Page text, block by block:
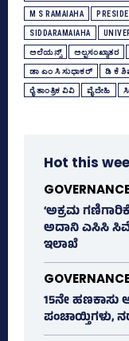
M S RAMAIAHA
SIDDARAMAIAHA
ಅಲೆಯನ್ಸ್‌ ಅಲ್ಪಸಂಖ್ಯಾತರ
ಡಾ ಎಂ ಸಿ ಸುಧಾಕರ್‌ ಡಿ ಕೆ
ರೈ ತಾಂತ್ರಿಕ ವಿವಿ ವೈದೇಹಿ
Hot this
‘ಅಕ್ರಮ
ಅದಾನಿ ಎಸಿಸಿ
ಇಲಾಖೆ
15ನೇ
ಪಂಚಾಯ್ತಿಗಳು,